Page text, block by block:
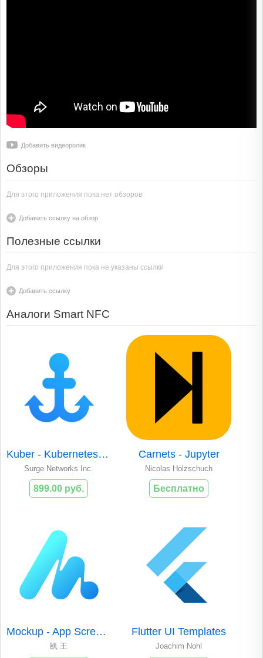
Добавить видеоролик
Обзоры
Для этого приложения пока нет обзоров
Добавить ссылку на обзор
Полезные ссылки
Для этого приложения пока не указаны ссылки
Добавить ссылку
Аналоги Smart NFC
Kuber - Kubernetes Dashboard
Surge Networks Inc.
899.00 руб.
Carnets - Jupyter
Nicolas Holzschuch
Бесплатно
Mockup - App Screenshot Design
凯 王
Flutter UI Templates
Joachim Nohl